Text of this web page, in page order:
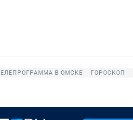
В ОМСКЕ ГОРОСКОП